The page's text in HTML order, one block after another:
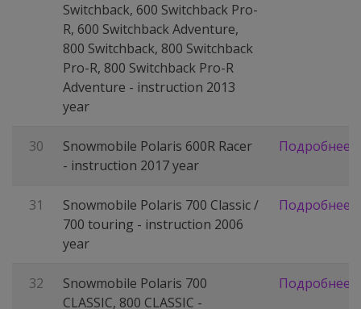
Switchback, 600 Switchback Pro-
R, 600 Switchback Adventure,
800 Switchback, 800 Switchback
Pro-R, 800 Switchback Pro-R
Adventure - instruction 2013
year
30
Snowmobile Polaris 600R Racer
- instruction 2017 year
Подробнее
31
Snowmobile Polaris 700 Classic /
700 touring - instruction 2006
year
Подробнее
32
Snowmobile Polaris 700
CLASSIC, 800 CLASSIC -
Подробнее